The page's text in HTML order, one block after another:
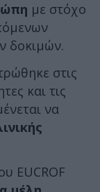
με στόχο
δοκιμών.
στις
και τις
να
EUCROF